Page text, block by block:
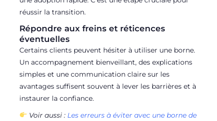
réussir la transition.
Répondre aux freins et réticences
éventuelles
Certains clients peuvent hésiter à utiliser une borne.
Un accompagnement bienveillant, des explications
simples et une communication claire sur les
avantages suffisent souvent à lever les barrières et à
instaurer la confiance.
Voir aussi : Les erreurs à éviter avec une borne de